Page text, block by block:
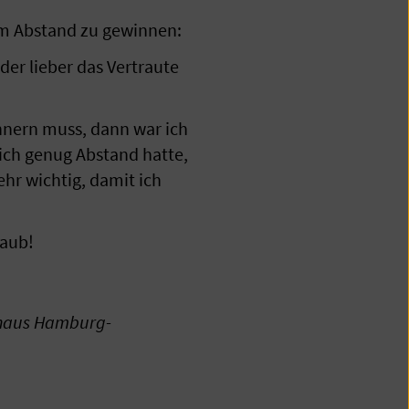
Abstand zu gewinnen:
lieber das Vertraute
muss, dann war ich
genug Abstand hatte,
wichtig, damit ich
Hamburg-